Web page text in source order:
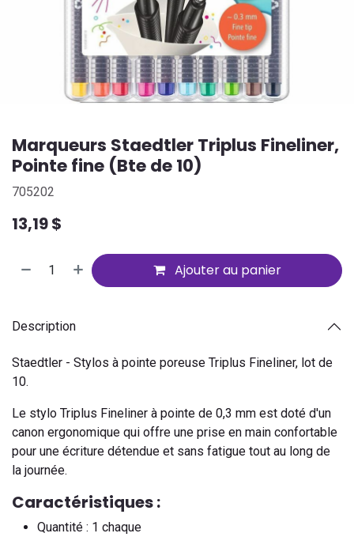
Marqueurs Staedtler Triplus Fineliner,
Pointe fine (Bte de 10)
705202
13,19$
Ajouter au panier
Description
Staedtler - Stylos à pointe poreuse Triplus Fineliner, lot de
10.
Le stylo Triplus Fineliner à pointe de 0,3 mm est doté d'un
canon ergonomique qui offre une prise en main confortable
pour une écriture détendue et sans fatigue tout au long de
la journée.
Caractéristiques :
Quantité : 1 chaque